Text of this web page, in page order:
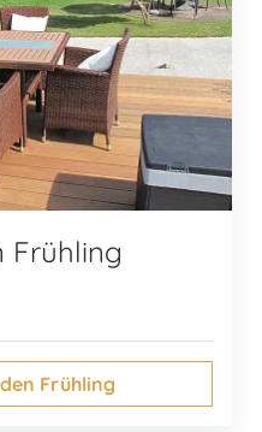
Frühling
Frühling